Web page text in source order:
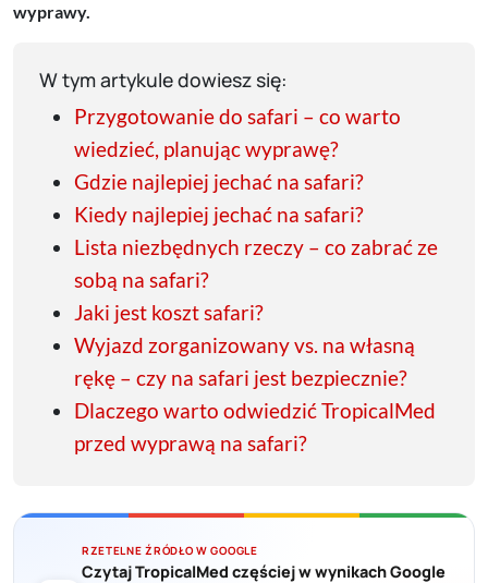
wyprawy.
W tym artykule dowiesz się:
Przygotowanie do safari – co warto
wiedzieć, planując wyprawę?
Gdzie najlepiej jechać na safari?
Kiedy najlepiej jechać na safari?
Lista niezbędnych rzeczy – co zabrać ze
sobą na safari?
Jaki jest koszt safari?
Wyjazd zorganizowany vs. na własną
rękę – czy na safari jest bezpiecznie?
Dlaczego warto odwiedzić TropicalMed
przed wyprawą na safari?
RZETELNE ŹRÓDŁO W GOOGLE
Czytaj TropicalMed częściej w wynikach Google